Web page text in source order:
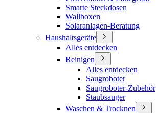
Smarte Steckdosen
Wallboxen
Solaranlagen-Beratung
Haushaltsgeräte
Alles entdecken
Reinigen
Alles entdecken
Saugroboter
Saugroboter-Zubehör
Staubsauger
Waschen & Trocknen